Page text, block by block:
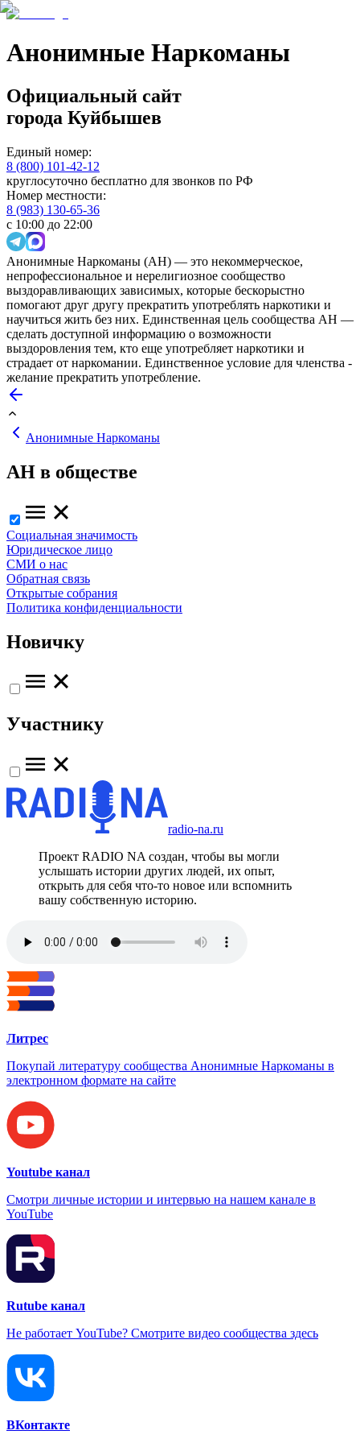
Анонимные Наркоманы
Официальный сайт
города Куйбышев
Единый номер:
8 (800) 101-42-12
круглосуточно бесплатно для звонков по РФ
Номер местности:
8 (983) 130-65-36
с 10:00 до 22:00
Анонимные Наркоманы (АН) — это некоммерческое,
непрофессиональное и нерелигиозное сообщество
выздоравливающих зависимых, которые бескорыстно
помогают друг другу прекратить употреблять наркотики и
научиться жить без них. Единственная цель сообщества АН —
сделать доступной информацию о возможности
выздоровления тем, кто еще употребляет наркотики и
страдает от наркомании. Единственное условие для членства -
желание прекратить употребление.
Анонимные Наркоманы
АН в обществе
Социальная значимость
Юридическое лицо
СМИ о нас
Обратная связь
Открытые собрания
Политика конфиденциальности
Новичку
Участнику
radio-na.ru
Проект RADIO NA создан, чтобы вы могли
услышать истории других людей, их опыт,
открыть для себя что-то новое или вспомнить
вашу собственную историю.
Литрес
Покупай литературу сообщества Анонимные Наркоманы в
электронном формате на сайте
Youtube канал
Смотри личные истории и интервью на нашем канале в
YouTube
Rutube канал
Не работает YouTube? Смотрите видео сообщества здесь
ВКонтакте